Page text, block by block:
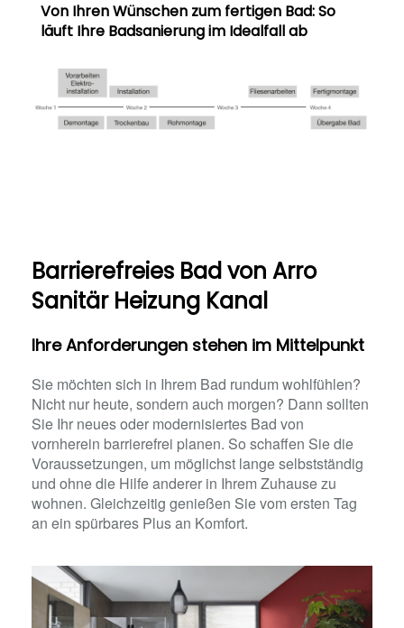
Von Ihren Wünschen zum fertigen Bad: So
läuft Ihre Badsanierung im Idealfall ab
Barrierefreies Bad von Arro
Sanitär Heizung Kanal
Ihre Anforderungen stehen im Mittelpunkt
Sie möchten sich in Ihrem Bad rundum wohlfühlen?
Nicht nur heute, sondern auch morgen? Dann sollten
Sie Ihr neues oder modernisiertes Bad von
vornherein barrierefrei planen. So schaffen Sie die
Voraussetzungen, um möglichst lange selbstständig
und ohne die Hilfe anderer in Ihrem Zuhause zu
wohnen. Gleichzeitig genießen Sie vom ersten Tag
an ein spürbares Plus an Komfort.